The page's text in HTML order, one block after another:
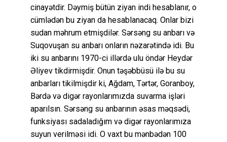
cinayətdir. Dəymiş bütün ziyan indi hesablanır, o
cümlədən bu ziyan da hesablanacaq. Onlar bizi
sudan məhrum etmişdilər. Sərsəng su anbarı və
Suqovuşan su anbarı onların nəzarətində idi. Bu
iki su anbarını 1970-ci illərdə ulu öndər Heydər
Əliyev tikdirmişdir. Onun təşəbbüsü ilə bu su
anbarları tikilmişdir ki, Ağdam, Tərtər, Goranboy,
Bərdə və digər rayonlarımızda suvarma işləri
aparılsın. Sərsəng su anbarının əsas məqsədi,
funksiyası sadaladığım və digər rayonlarımıza
suyun verilməsi idi. O vaxt bu mənbədən 100